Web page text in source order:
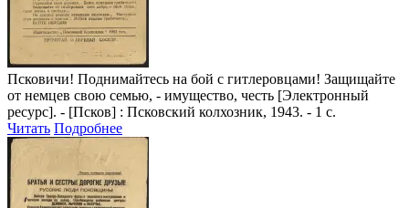
Псковичи! Поднимайтесь на бой с гитлеровцами! Защищайте
от немцев свою семью, - имущество, честь [Электронный
ресурс]. - [Псков] : Псковский колхозник, 1943. - 1 с.
Читать Подробнее